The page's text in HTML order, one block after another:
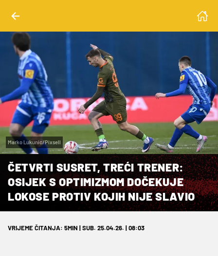
Marko Lukunic/Pixsell
ČETVRTI SUSRET, TREĆI TRENER:
OSIJEK S OPTIMIZMOM DOČEKUJE
LOKOSE PROTIV KOJIH NIJE SLAVIO
VRIJEME ČITANJA: 5MIN | SUB. 25.04.26. | 08:03